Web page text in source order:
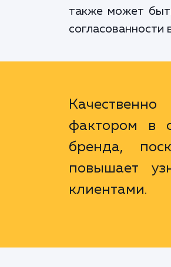
также может
фактором в
бренда,
повышает
клиентами.